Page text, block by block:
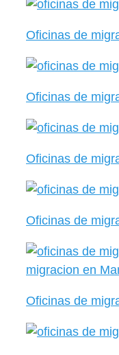
Oficinas de
Oficinas de
Oficinas de
Oficinas de
Oficinas de